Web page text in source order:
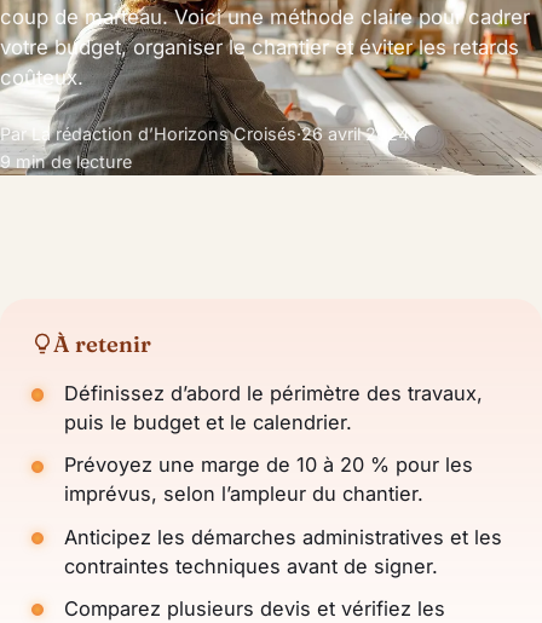
coup de marteau. Voici une méthode claire pour cadrer
votre budget, organiser le chantier et éviter les retards
coûteux.
Par La rédaction d’Horizons Croisés·26 avril 2024·
9 min de lecture
À retenir
Définissez d’abord le périmètre des travaux,
puis le budget et le calendrier.
Prévoyez une marge de 10 à 20 % pour les
imprévus, selon l’ampleur du chantier.
Anticipez les démarches administratives et les
contraintes techniques avant de signer.
Comparez plusieurs devis et vérifiez les